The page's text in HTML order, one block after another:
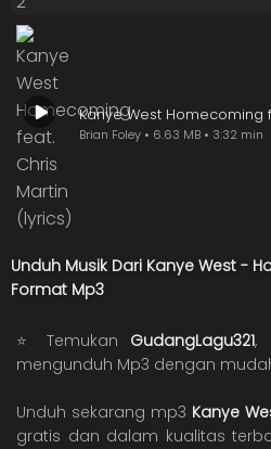
Brian Foley • 6.63 MB • 3:32 min
Unduh Musik Dari Kanye West -
Format Mp3
⭐ Temukan GudangLagu321,
mengunduh Mp3 dengan
Unduh sekarang mp3 Kanye
gratis dan dalam kualitas